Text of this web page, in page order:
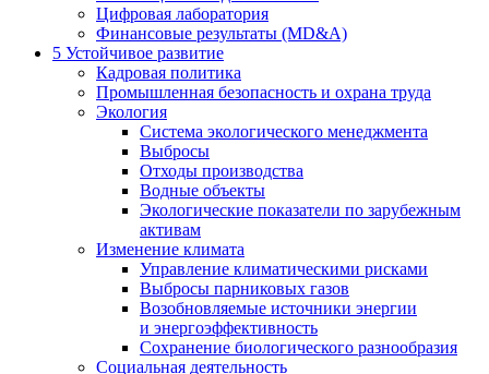
Цифровая лаборатория
Финансовые результаты (MD&A)
5 Устойчивое развитие
Кадровая политика
Промышленная безопасность и охрана труда
Экология
Система экологического менеджмента
Выбросы
Отходы производства
Водные объекты
Экологические показатели по зарубежным
активам
Изменение климата
Управление климатическими рисками
Выбросы парниковых газов
Возобновляемые источники энергии
и энергоэффективность
Сохранение биологического разнообразия
Социальная деятельность